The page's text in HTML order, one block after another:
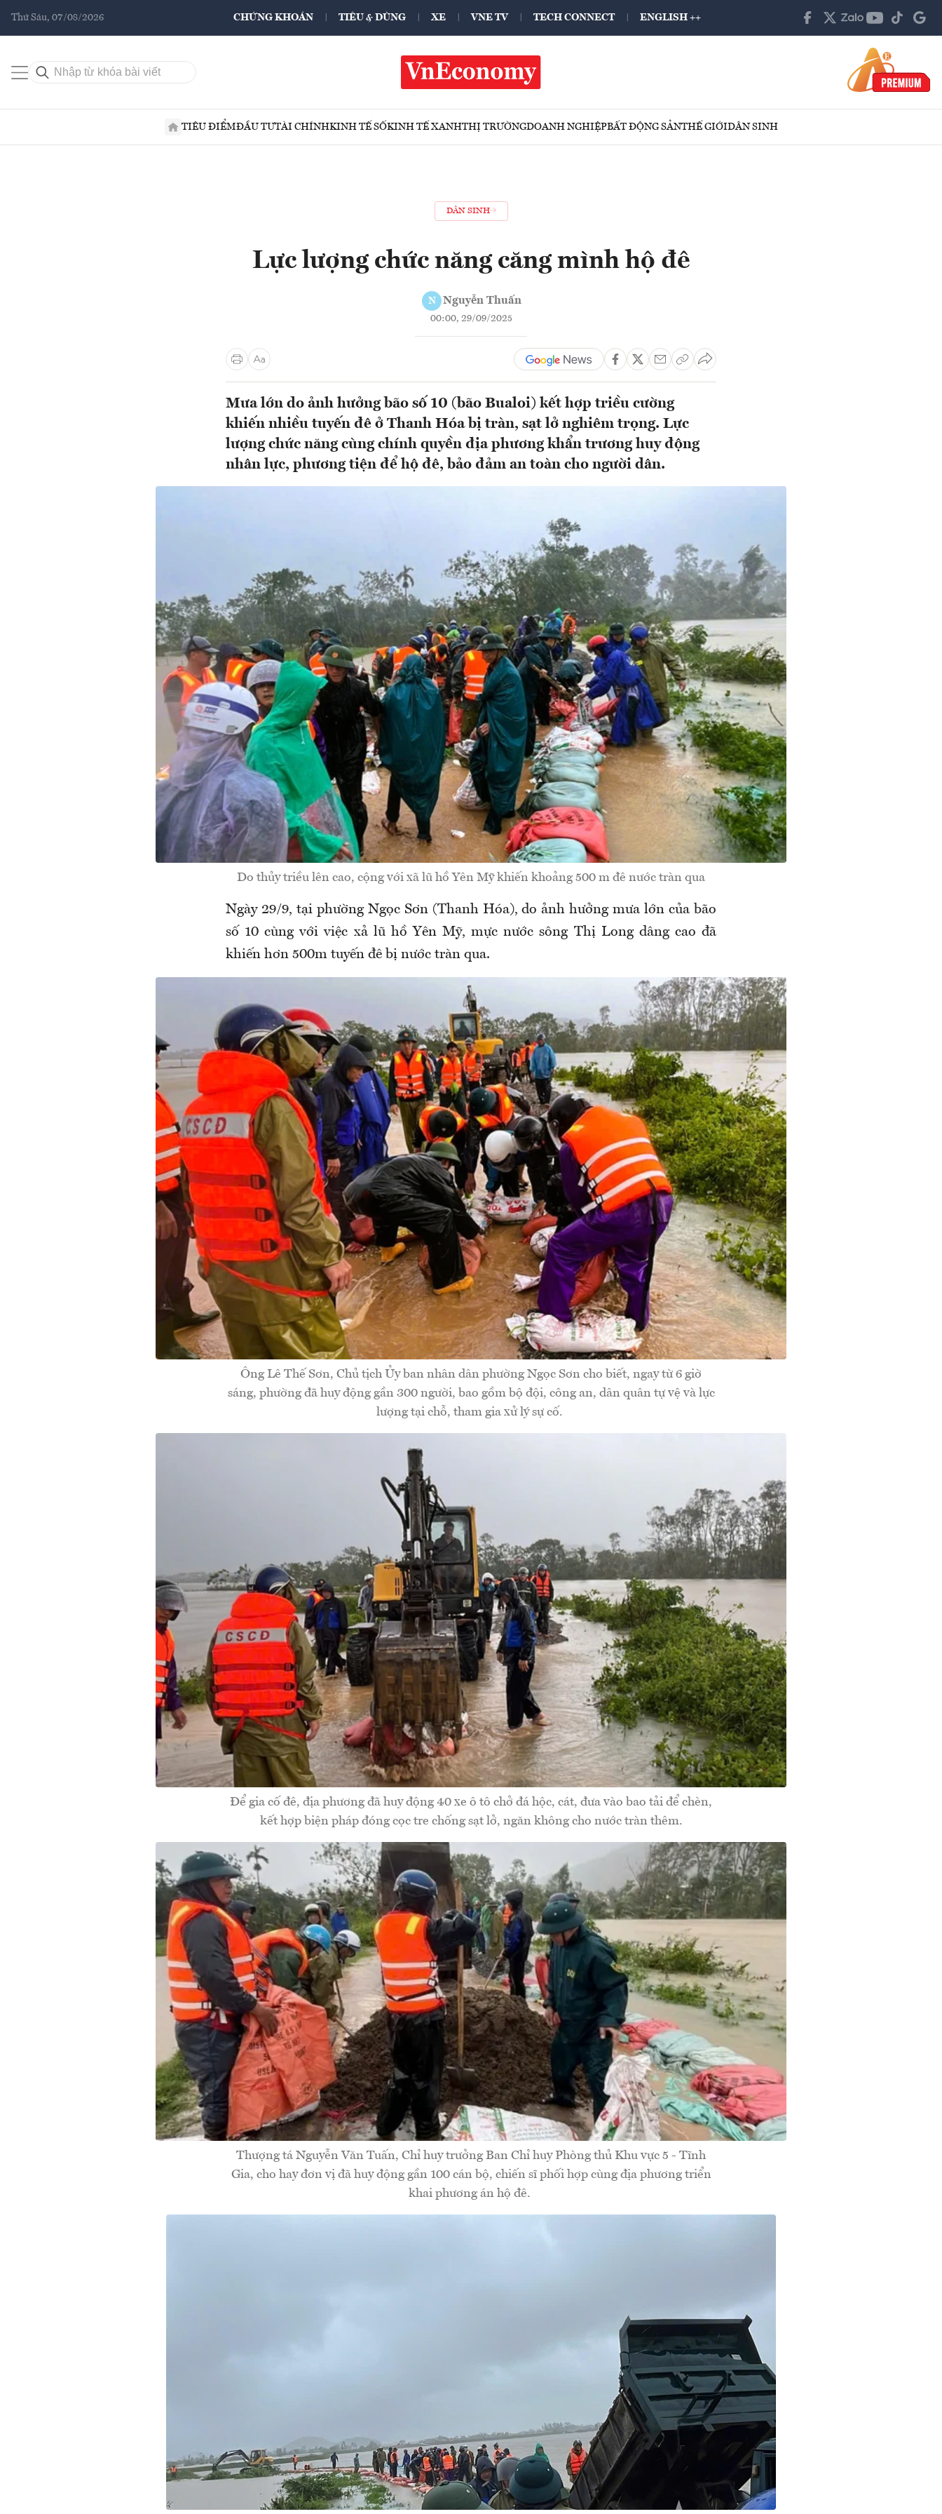
Thứ Sáu, 07/08/2026 CHỨNG KHOÁN TIÊU & DÙNG XE VNE TV TECH CONNECT ENGLISH ++
TIÊU ĐIỂMĐẦU TƯTÀI CHÍNHKINH TẾ SỐKINH TẾ XANHTHỊ TRƯỜNGDOANH NGHIỆPBẤT ĐỘNG SẢNTHẾ GIỚIDÂN SINH
DÂN SINH
Lực lượng chức năng căng mình hộ đê
N Nguyễn Thuấn
00:00, 29/09/2025
Mưa lớn do ảnh hưởng bão số 10 (bão Bualoi) kết hợp triều cường
khiến nhiều tuyến đê ở Thanh Hóa bị tràn, sạt lở nghiêm trọng. Lực
lượng chức năng cùng chính quyền địa phương khẩn trương huy động
nhân lực, phương tiện để hộ đê, bảo đảm an toàn cho người dân.
Do thủy triều lên cao, cộng với xã lũ hồ Yên Mỹ khiến khoảng 500 m đê nước tràn qua
Ngày 29/9, tại phường Ngọc Sơn (Thanh Hóa), do ảnh hưởng mưa lớn của bão
số 10 cùng với việc xả lũ hồ Yên Mỹ, mực nước sông Thị Long dâng cao đã
khiến hơn 500m tuyến đê bị nước tràn qua.
Ông Lê Thế Sơn, Chủ tịch Ủy ban nhân dân phường Ngọc Sơn cho biết, ngay từ 6 giờ
sáng, phường đã huy động gần 300 người, bao gồm bộ đội, công an, dân quân tự vệ và lực
lượng tại chỗ, tham gia xử lý sự cố.
Để gia cố đê, địa phương đã huy động 40 xe ô tô chở đá hộc, cát, đưa vào bao tải để chèn,
kết hợp biện pháp đóng cọc tre chống sạt lở, ngăn không cho nước tràn thêm.
Thượng tá Nguyễn Văn Tuấn, Chỉ huy trưởng Ban Chỉ huy Phòng thủ Khu vực 5 - Tĩnh
Gia, cho hay đơn vị đã huy động gần 100 cán bộ, chiến sĩ phối hợp cùng địa phương triển
khai phương án hộ đê.